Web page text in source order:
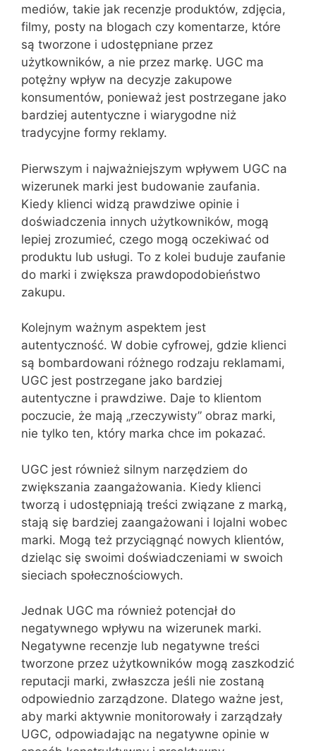
mediów, takie jak recenzje produktów, zdjęcia,
filmy, posty na blogach czy komentarze, które
są tworzone i udostępniane przez
użytkowników, a nie przez markę. UGC ma
potężny wpływ na decyzje zakupowe
konsumentów, ponieważ jest postrzegane jako
bardziej autentyczne i wiarygodne niż
tradycyjne formy reklamy.
Pierwszym i najważniejszym wpływem UGC na
wizerunek marki jest budowanie zaufania.
Kiedy klienci widzą prawdziwe opinie i
doświadczenia innych użytkowników, mogą
lepiej zrozumieć, czego mogą oczekiwać od
produktu lub usługi. To z kolei buduje zaufanie
do marki i zwiększa prawdopodobieństwo
zakupu.
Kolejnym ważnym aspektem jest
autentyczność. W dobie cyfrowej, gdzie klienci
są bombardowani różnego rodzaju reklamami,
UGC jest postrzegane jako bardziej
autentyczne i prawdziwe. Daje to klientom
poczucie, że mają „rzeczywisty” obraz marki,
nie tylko ten, który marka chce im pokazać.
UGC jest również silnym narzędziem do
zwiększania zaangażowania. Kiedy klienci
tworzą i udostępniają treści związane z marką,
stają się bardziej zaangażowani i lojalni wobec
marki. Mogą też przyciągnąć nowych klientów,
dzieląc się swoimi doświadczeniami w swoich
sieciach społecznościowych.
Jednak UGC ma również potencjał do
negatywnego wpływu na wizerunek marki.
Negatywne recenzje lub negatywne treści
tworzone przez użytkowników mogą zaszkodzić
reputacji marki, zwłaszcza jeśli nie zostaną
odpowiednio zarządzone. Dlatego ważne jest,
aby marki aktywnie monitorowały i zarządzały
UGC, odpowiadając na negatywne opinie w